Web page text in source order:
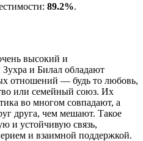
89.2%.
высокий и
и Билал обладают
отношений — будь то любовь,
или семейный союз. Их
во многом совпадают, а
друга, чем мешают. Такое
и устойчивую связь,
и взаимной поддержкой.